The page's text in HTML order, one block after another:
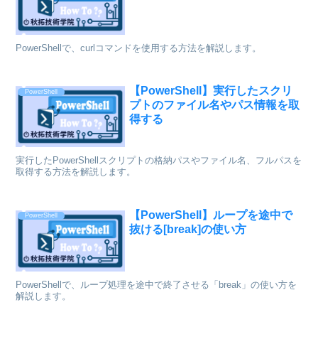
PowerShellで、curlコマンドを使用する方法を解説します。
PowerShell
【PowerShell】実行したスクリ
プトのファイル名やパス情報を取
得する
実行したPowerShellスクリプトの格納パスやファイル名、フルパスを
取得する方法を解説します。
PowerShell
【PowerShell】ループを途中で
抜ける[break]の使い方
PowerShellで、ループ処理を途中で終了させる「break」の使い方を
解説します。